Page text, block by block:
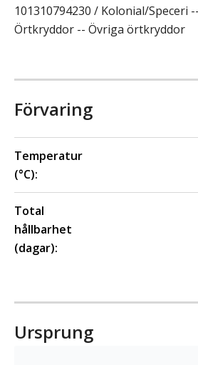
101310794230 / Kolonial/Speceri
Örtkryddor -- Övriga örtkryddor
Förvaring
Temperatur
(°C):
Total
hållbarhet
(dagar):
Ursprung